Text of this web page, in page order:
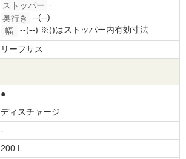
ストッパー -
奥行き
--(--)
幅
--(--) ※()はストッパー内有効寸法
リーフサス
●
ディスチャージ
-
200 L